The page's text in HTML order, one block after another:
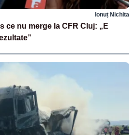
Ionuț Nichita
ce nu merge la CFR Cluj: „E